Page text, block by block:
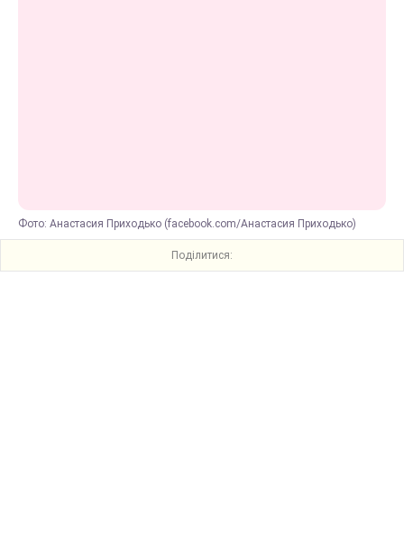
Фото: Анастасия Приходько (facebook.com/Анастасия Приходько)
Поділитися: